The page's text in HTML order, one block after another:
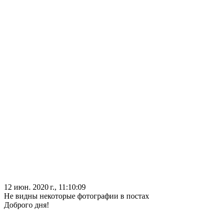
12 июн. 2020 г., 11:10:09
Не видны некоторые фотографии в постах
Доброго дня!